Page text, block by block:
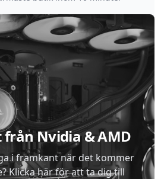
Nvidia & AMD
i framkant när det kommer
Klicka här för att ta dig till